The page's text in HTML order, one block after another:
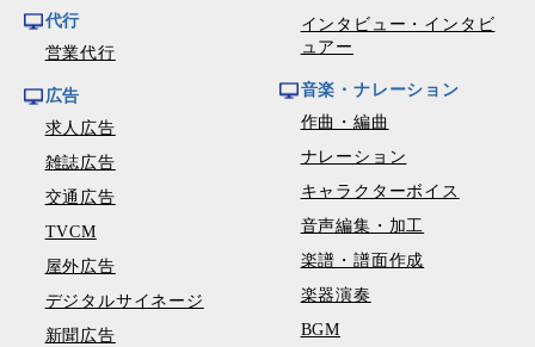
代行
営業代行
広告
求人広告
雑誌広告
交通広告
TVCM
屋外広告
デジタルサイネージ
新聞広告
インタビュー・インタビ
ュアー
音楽・ナレーション
作曲・編曲
ナレーション
キャラクターボイス
音声編集・加工
楽譜・譜面作成
楽器演奏
BGM